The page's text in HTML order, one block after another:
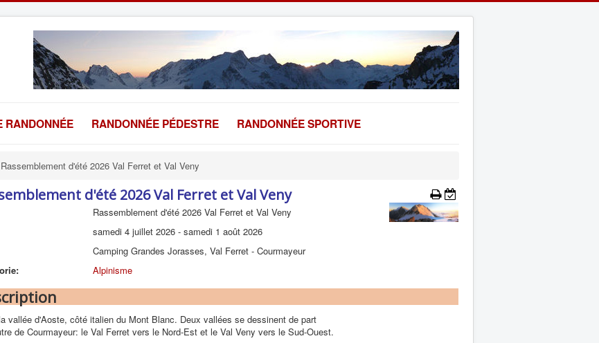
RANDONNÉE RANDONNÉE PÉDESTRE RANDONNÉE SPORTIVE
Rassemblement d'été 2026 Val Ferret et Val Veny
d'été 2026 Val Ferret et Val Veny
Rassemblement d'été 2026 Val Ferret et Val Veny
samedi 4 juillet 2026 - samedi 1 août 2026
Camping Grandes Jorasses, Val Ferret - Courmayeur
Alpinisme
vallée d'Aoste, côté italien du Mont Blanc. Deux vallées se dessinent de part
de Courmayeur: le Val Ferret vers le Nord-Est et le Val Veny vers le Sud-Ouest.